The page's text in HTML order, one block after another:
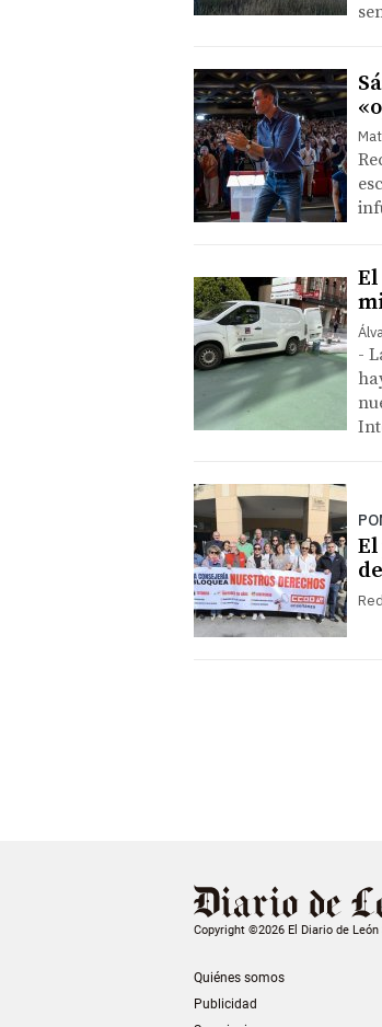
-
Copyright ©2026 El Diario de León
Quiénes somos
Publicidad